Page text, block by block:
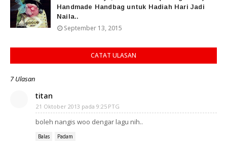
Handmade Handbag untuk Hadiah Hari Jadi
Naila..
September 13, 2015
CATAT ULASAN
7 Ulasan
titan
21 Oktober 2013 pada 9:25 PTG
boleh nangis woo dengar lagu nih..
Balas Padam